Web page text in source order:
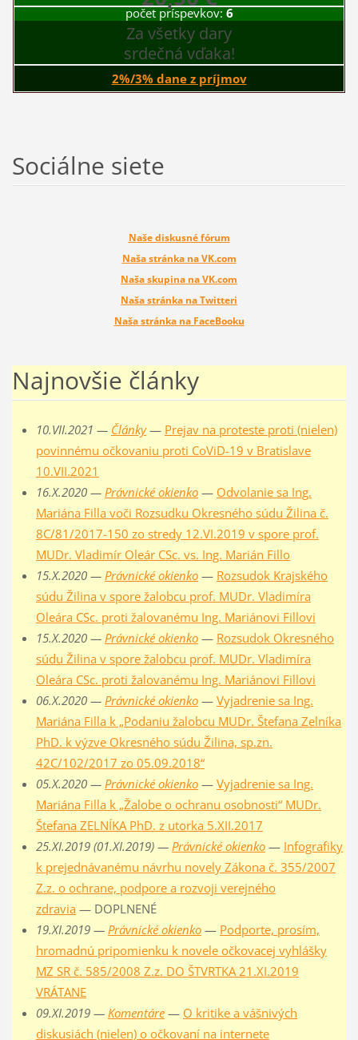
počet príspevkov:6
Za všetky dary
srdečná vďaka!
2%/3% dane z príjmov
Sociálne siete
Naše diskusné fórum
Naša stránka na VK.com
Naša skupina na VK.com
Naša stránka na Twitteri
Naša stránka na FaceBooku
Najnovšie články
10.VII.2021 — Články— Prejav na proteste proti (nielen)
povinnému očkovaniu proti CoViD-19 v Bratislave
10.VII.2021
16.X.2020 — Právnické okienko— Odvolanie sa Ing.
Mariána Filla voči Rozsudku Okresného súdu Žilina č.
8C/81/2017-150 zo stredy 12.VI.2019 v spore prof.
MUDr. Vladimír Oleár CSc. vs. Ing. Marián Fillo
15.X.2020 — Právnické okienko— Rozsudok Krajského
súdu Žilina v spore žalobcu prof. MUDr. Vladimíra
Oleára CSc. proti žalovanému Ing. Mariánovi Fillovi
15.X.2020 — Právnické okienko— Rozsudok Okresného
súdu Žilina v spore žalobcu prof. MUDr. Vladimíra
Oleára CSc. proti žalovanému Ing. Mariánovi Fillovi
06.X.2020 — Právnické okienko— Vyjadrenie sa Ing.
Mariána Filla k „Podaniu žalobcu MUDr. Štefana Zelníka
PhD. k výzve Okresného súdu Žilina, sp.zn.
42C/102/2017 zo 05.09.2018“
05.X.2020 — Právnické okienko— Vyjadrenie sa Ing.
Mariána Filla k „Žalobe o ochranu osobnosti“ MUDr.
Štefana ZELNÍKA PhD. z utorka 5.XII.2017
25.XI.2019 (01.XI.2019) — Právnické okienko— Infografiky
k prejednávanému návrhu novely Zákona č. 355/2007
Z.z. o ochrane, podpore a rozvoji verejného
zdravia — DOPLNENÉ
19.XI.2019 — Právnické okienko— Podporte, prosím,
hromadnú pripomienku k novele očkovacej vyhlášky
MZ SR č. 585/2008 Z.z. DO ŠTVRTKA 21.XI.2019
VRÁTANE
09.XI.2019 — Komentáre— O kritike a vášnivých
diskusiách (nielen) o očkovaní na internete